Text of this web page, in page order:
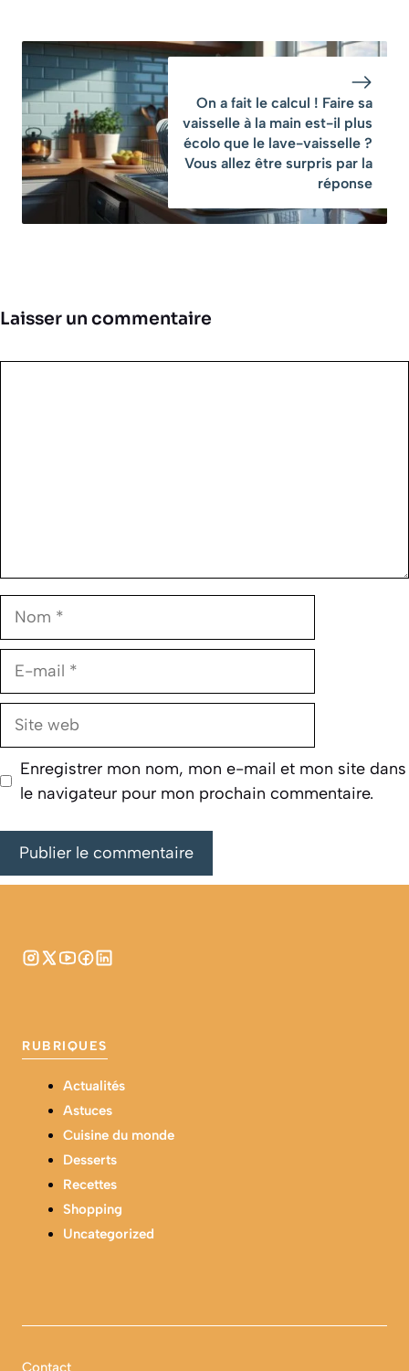
On a fait le calcul ! Faire sa
vaisselle à la main est-il plus
écolo que le lave-vaisselle ?
Vous allez être surpris par la
réponse
Laisser un commentaire
Nom
E-
Site
Enregistrer mon nom, mon e-mail et mon site dans
le navigateur pour mon prochain commentaire.
RUBRIQUES
Actualités
Astuces
Cuisine du monde
Desserts
Recettes
Shopping
Uncategorized